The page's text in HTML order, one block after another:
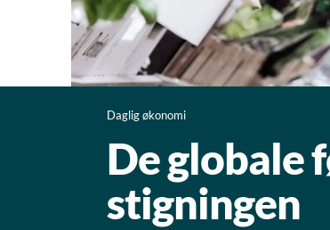
Daglig økonomi
De
stigningen